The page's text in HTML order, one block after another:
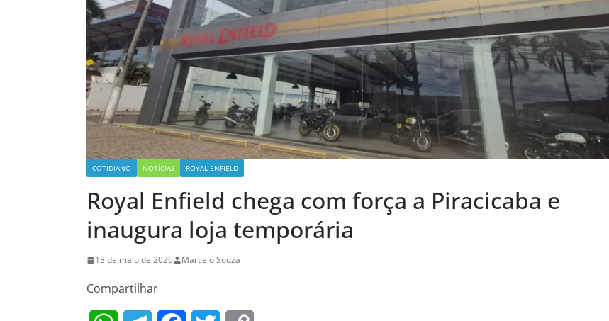
COTIDIANO NOTÍCIAS ROYAL ENFIELD
Royal Enfield chega com força a Piracicaba e
inaugura loja temporária
13 de maio de 2026 Marcelo Souza
Compartilhar